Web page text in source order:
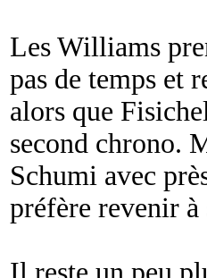
Les Williams
pas de temps et
alors que
second chrono.
Schumi avec
préfère revenir à